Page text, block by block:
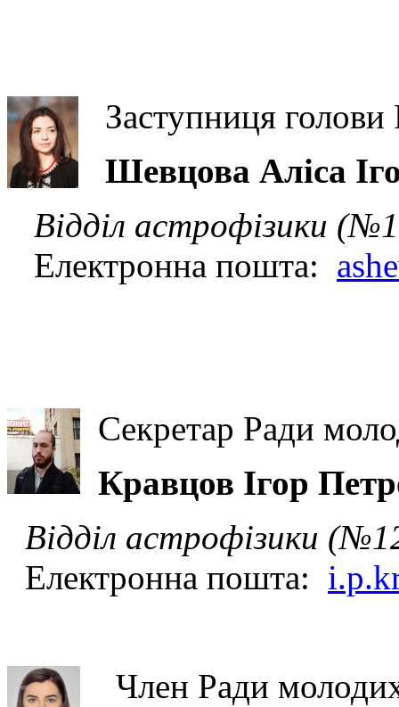
Заступниця
Шевцова Аліса
Відділ астрофізики
Електронна пошта:
Секретар Ради
Кравцов Ігор
Відділ астрофізики
Електронна пошта:
Член Ради